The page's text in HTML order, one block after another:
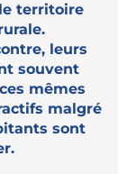
territoire
leurs
souvent
mêmes
malgré
sont